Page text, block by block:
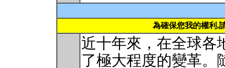
為確保您我的權利,
近十年來，在全球各
了極大程度的變革。